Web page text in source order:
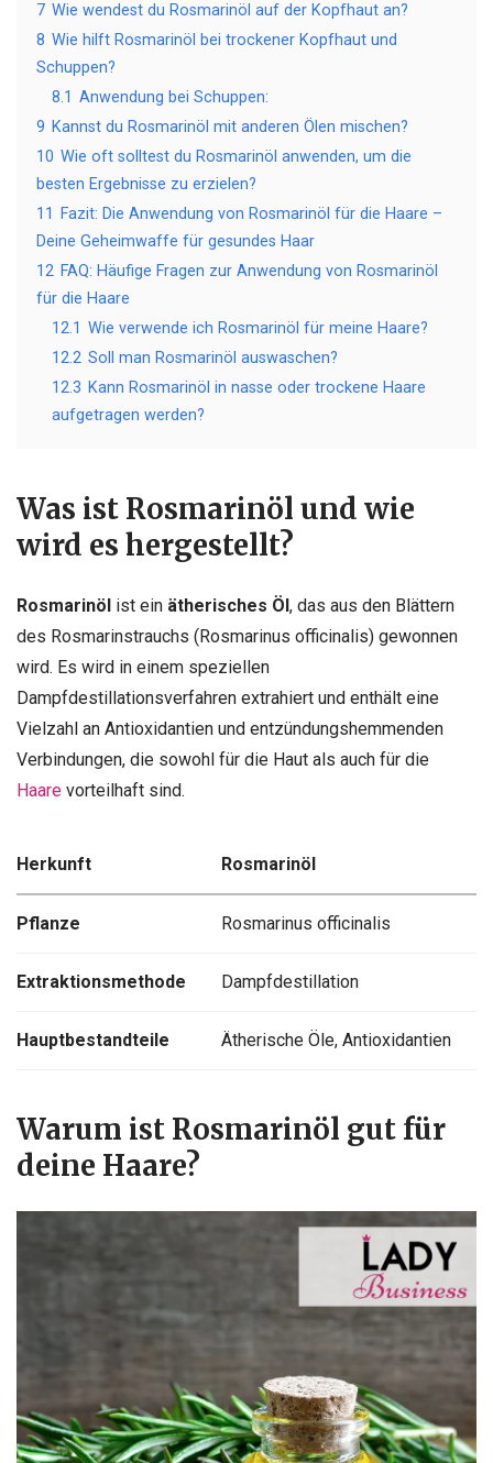
7 Wie wendest du Rosmarinöl auf der Kopfhaut an?
8 Wie hilft Rosmarinöl bei trockener Kopfhaut und
Schuppen?
8.1 Anwendung bei Schuppen:
9 Kannst du Rosmarinöl mit anderen Ölen mischen?
10 Wie oft solltest du Rosmarinöl anwenden, um die
besten Ergebnisse zu erzielen?
11
Fazit: Die Anwendung von Rosmarinöl für die Haare –
Deine Geheimwaffe für gesundes Haar
12 FAQ: Häufige Fragen zur Anwendung von Rosmarinöl
für die Haare
12.1 Wie verwende ich Rosmarinöl für meine Haare?
12.2 Soll man Rosmarinöl auswaschen?
12.3 Kann Rosmarinöl in nasse oder trockene Haare
aufgetragen werden?
Was ist Rosmarinöl und wie
wird es hergestellt?
Rosmarinöl ist ein ätherisches Öl, das aus den Blättern
des Rosmarinstrauchs (Rosmarinus officinalis) gewonnen
wird. Es wird in einem speziellen
Dampfdestillationsverfahren extrahiert und enthält eine
Vielzahl an Antioxidantien und entzündungshemmenden
Verbindungen, die sowohl für die Haut als auch für die
Haare vorteilhaft sind.
Herkunft Rosmarinöl
Pflanze Rosmarinus officinalis
Extraktionsmethode Dampfdestillation
Hauptbestandteile Ätherische Öle, Antioxidantien
Warum ist Rosmarinöl gut für
deine Haare?